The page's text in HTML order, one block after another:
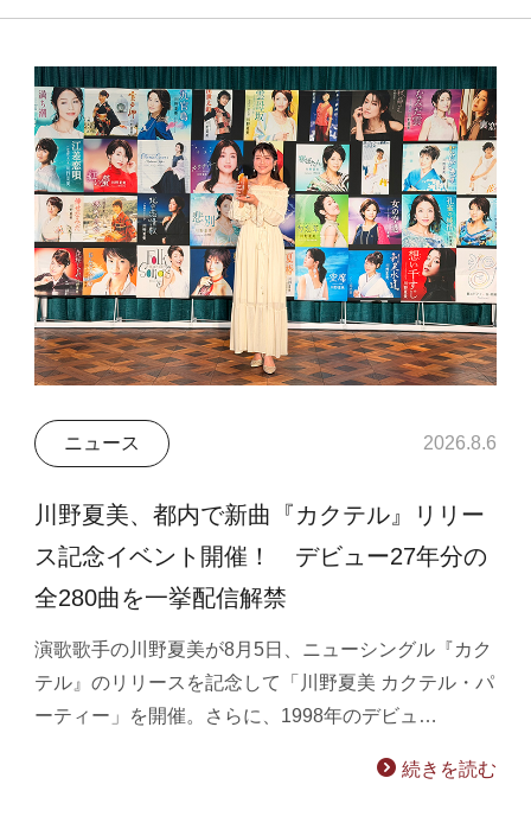
ニュース 2026.8.6
川野夏美、都内で新曲『カクテル』リリー
ス記念イベント開催！ デビュー27年分の
全280曲を一挙配信解禁
演歌歌手の川野夏美が8月5日、ニューシングル『カク
テル』のリリースを記念して「川野夏美 カクテル・パ
ーティー」を開催。さらに、1998年のデビュ…
続きを読む